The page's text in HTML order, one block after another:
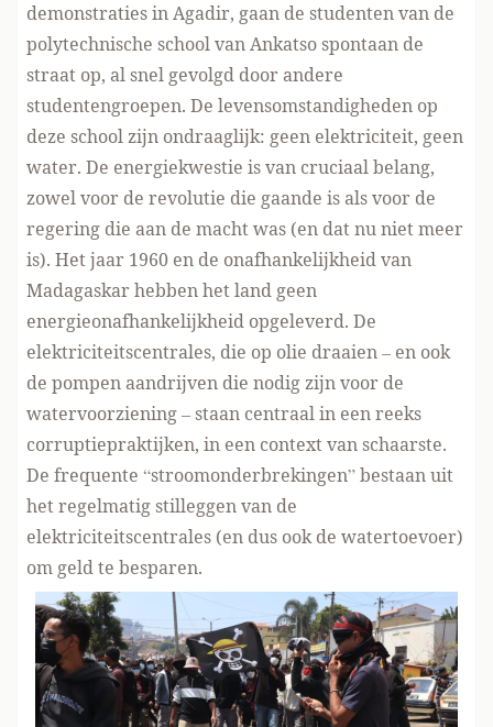
demonstraties in Agadir, gaan de studenten van de
polytechnische school van Ankatso spontaan de
straat op, al snel gevolgd door andere
studentengroepen. De levensomstandigheden op
deze school zijn ondraaglijk: geen elektriciteit, geen
water. De energiekwestie is van cruciaal belang,
zowel voor de revolutie die gaande is als voor de
regering die aan de macht was (en dat nu niet meer
is). Het jaar 1960 en de onafhankelijkheid van
Madagaskar hebben het land geen
energieonafhankelijkheid opgeleverd. De
elektriciteitscentrales, die op olie draaien – en ook
de pompen aandrijven die nodig zijn voor de
watervoorziening – staan centraal in een reeks
corruptiepraktijken, in een context van schaarste.
De frequente “stroomonderbrekingen” bestaan uit
het regelmatig stilleggen van de
elektriciteitscentrales (en dus ook de watertoevoer)
om geld te besparen.